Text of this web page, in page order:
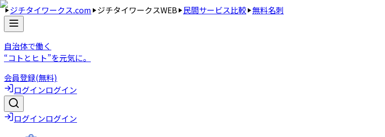
ジチタイワークス.com ジチタイワークスWEB 民間サービス比較 無料名刺
自治体で働く
“コトとヒト”を元気に。
会員登録(無料)
ログインログイン
ログインログイン